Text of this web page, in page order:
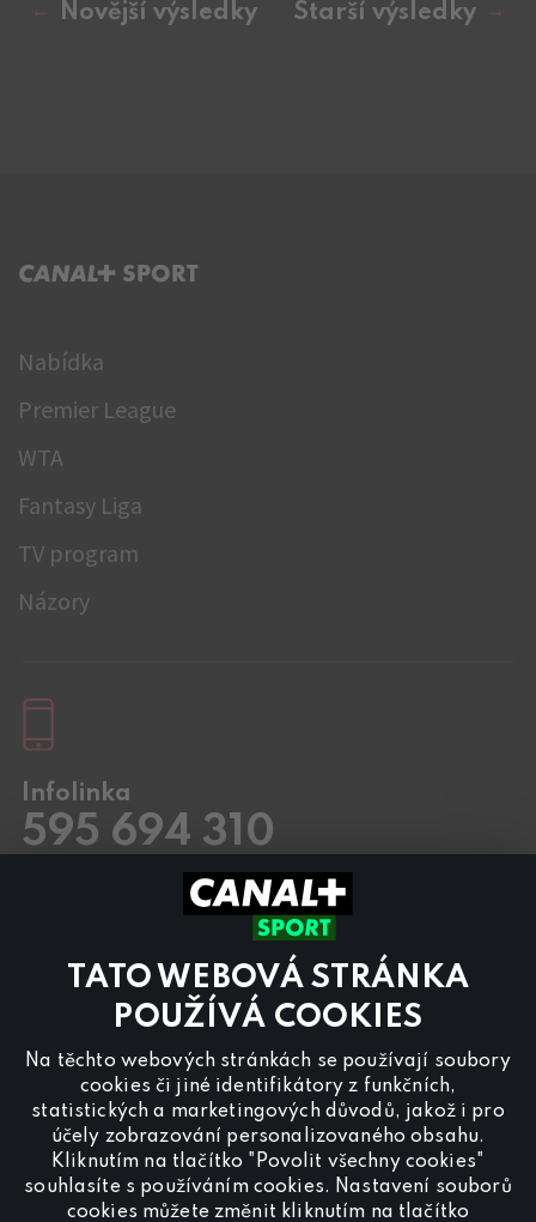
TATO WEBOVÁ STRÁNKA
POUŽÍVÁ COOKIES
Na těchto webových stránkách se používají soubory
cookies či jiné identifikátory z funkčních,
statistických a marketingových důvodů, jakož i pro
účely zobrazování personalizovaného obsahu.
Kliknutím na tlačítko "Povolit všechny cookies"
souhlasíte s používáním cookies. Nastavení souborů
cookies můžete změnit kliknutím na tlačítko
Novější výsledky Starší výsledky
C+ SPORT
Nabídka
Premier League
WTA
Fantasy Liga
TV program
Názory
Infolinka
595 694 310
8.00 – 20:00
8.00 – 18:00
inzerci na programu CANAL+ Sport
nás
kontaktujte na reklama@canalplus.cz
Naši redakci kontaktujete na
redakce@canalplus.cz